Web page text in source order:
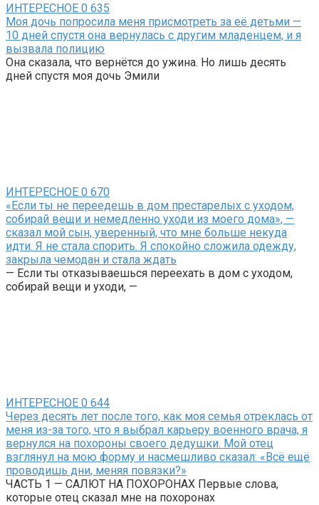
ИНТЕРЕСНОЕ 0 635
Моя дочь попросила меня присмотреть за её детьми —
10 дней спустя она вернулась с другим младенцем, и я
вызвала полицию
Она сказала, что вернётся до ужина. Но лишь десять
дней спустя моя дочь Эмили
ИНТЕРЕСНОЕ 0 670
«Если ты не переедешь в дом престарелых с уходом,
собирай вещи и немедленно уходи из моего дома», —
сказал мой сын, уверенный, что мне больше некуда
идти. Я не стала спорить. Я спокойно сложила одежду,
закрыла чемодан и стала ждать
— Если ты отказываешься переехать в дом с уходом,
собирай вещи и уходи, —
ИНТЕРЕСНОЕ 0 644
Через десять лет после того, как моя семья отреклась от
меня из-за того, что я выбрал карьеру военного врача, я
вернулся на похороны своего дедушки. Мой отец
взглянул на мою форму и насмешливо сказал: «Всё ещё
проводишь дни, меняя повязки?»
ЧАСТЬ 1 — САЛЮТ НА ПОХОРОНАХ Первые слова,
которые отец сказал мне на похоронах